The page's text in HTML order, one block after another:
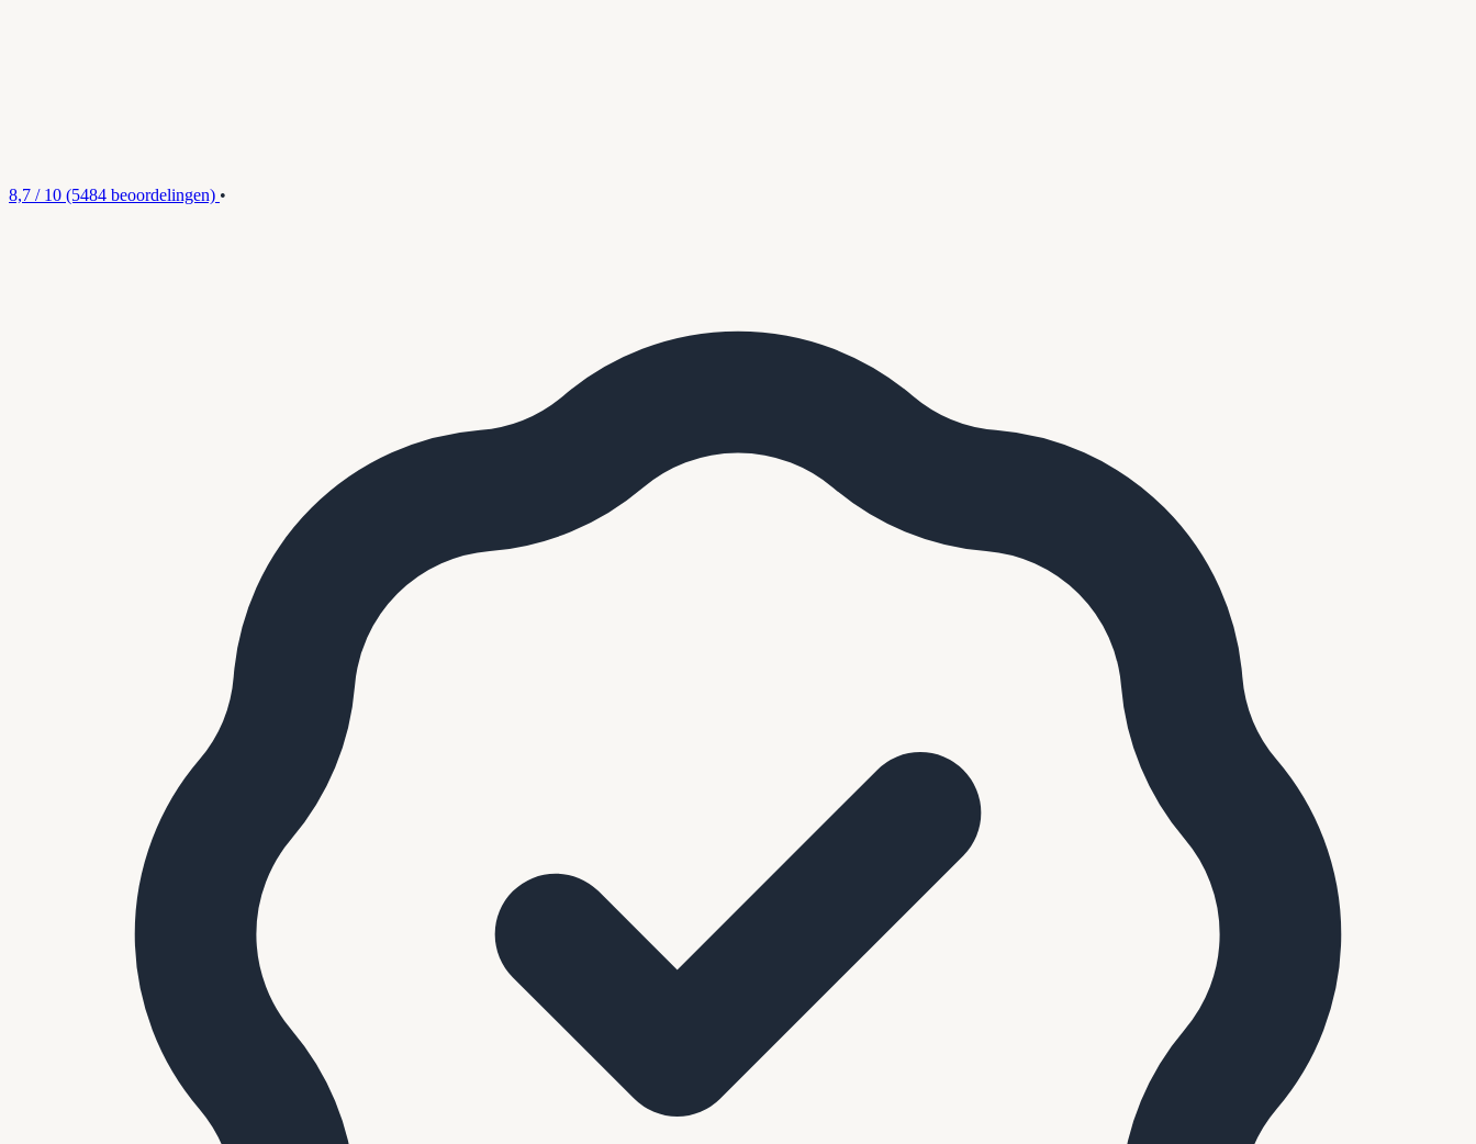
8,7 / 10 (5484 beoordelingen) •